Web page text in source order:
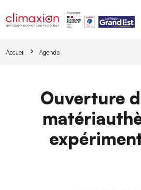
Accueil Agenda
Ouverture